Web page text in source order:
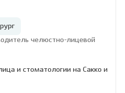
челюстно-лицевой
и стоматологии на Сакко и